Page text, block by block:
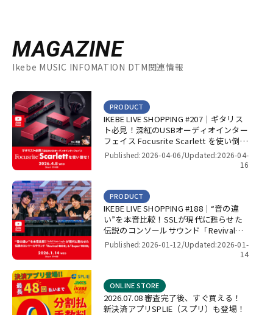
MAGAZINE
Ikebe MUSIC INFOMATION DTM関連情報
IKEBE LIVE SHOPPING #207｜ギタリス
ト必見！深紅のUSBオーディオインター
フェイス Focusrite Scarlett を使い倒
せ！【presented by パワーレック】
PRODUCT
Published:2026-04-06/Updated:2026-04-
16
IKEBE LIVE SHOPPING #188｜“音の違
い”を本音比較！SSLが現代に甦らせた
伝説のコンソールサウンド「Revival
4000」＆「Super 9000」【presented
PRODUCT
Published:2026-01-12/Updated:2026-01-
14
2026.07.08 審査完了後、すぐ買える！
新決済アプリSPLIE（スプリ）も登場！
ONLINE STORE